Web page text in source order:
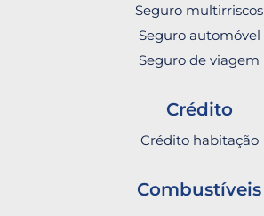
Seguro multirriscos
Seguro automóvel
Seguro de viagem
Crédito
Crédito habitação
Combustíveis